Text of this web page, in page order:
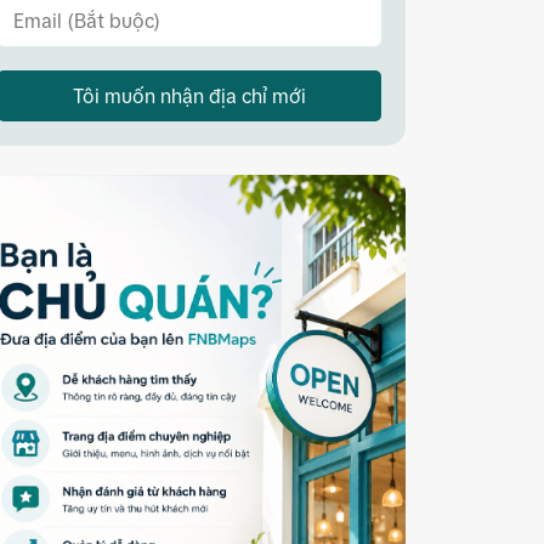
Tôi muốn nhận địa chỉ mới